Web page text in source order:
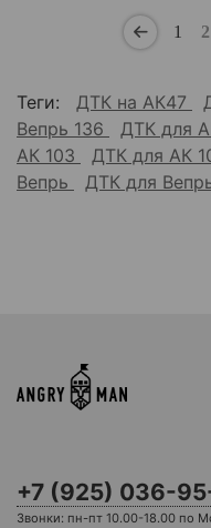
1 2
Теги: ДТК на АК47
Вепрь 136
ДТК для
АК 103
ДТК для АК
Вепрь
ДТК для
+7 (925) 036-
Звонки: пн-пт 10.00-18.00 по